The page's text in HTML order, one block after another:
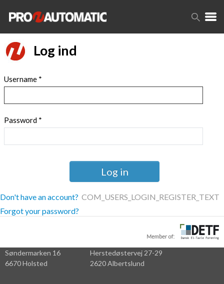
Log ind
Username *
Password *
Log in
Don't have an account? COM_USERS_LOGIN_REGISTER_TEXT
Forgot your password?
Søndermarken 16
6670 Holsted
Herstedøstervej 27-29
2620 Albertslund